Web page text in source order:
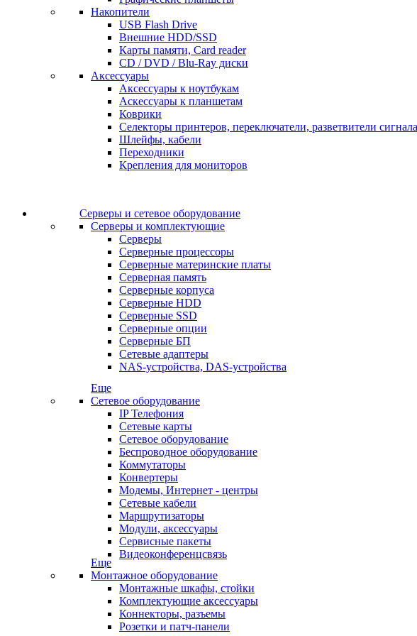
Накопители
USB Flash Drive
Внешние HDD/SSD
Карты памяти, Card reader
CD / DVD / Blu-Ray диски
Аксессуары
Аксессуары к ноутбукам
Аскессуары к планшетам
Коврики
Селекторы принтеров, переключатели, разветвители сигнала
Шлейфы, кабели
Переходники
Крепления для мониторов
Серверы и сетевое оборудование
Серверы и комплектующие
Серверы
Серверные процессоры
Серверные материнские платы
Серверная память
Серверные корпуса
Серверные HDD
Серверные SSD
Серверные опции
Серверные БП
Сетевые адаптеры
NAS-устройства, DAS-устройства
Еще
Сетевое оборудование
IP Телефония
Сетевые карты
Сетевое оборудование
Беспроводное оборудование
Коммутаторы
Конвертеры
Модемы, Интернет - центры
Сетевые кабели
Маршрутизаторы
Модули, аксессуары
Сервисные пакеты
Видеоконференцсвязь
Еще
Монтажное оборудование
Монтажные шкафы, стойки
Комплектующие аксессуары
Коннекторы, разъемы
Розетки и патч-панели